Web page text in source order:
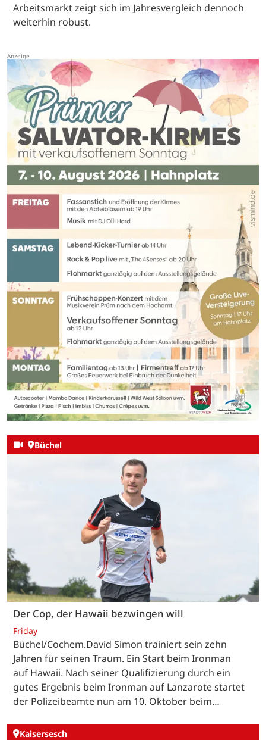
Arbeitsmarkt zeigt sich im Jahresvergleich dennoch
weiterhin robust.
Büchel
Der Cop, der Hawaii bezwingen will
Friday
Büchel/Cochem.David Simon trainiert sein zehn
Jahren für seinen Traum. Ein Start beim Ironman
auf Hawaii. Nach seiner Qualifizierung durch ein
gutes Ergebnis beim Ironman auf Lanzarote startet
der Polizeibeamte nun am 10. Oktober beim…
Kaisersesch